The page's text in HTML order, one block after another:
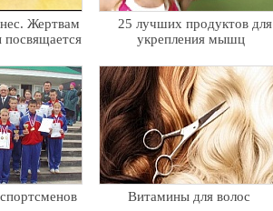
Жертвам
посвящается
25 лучших продуктов для
укрепления мышц
Витамины для волос